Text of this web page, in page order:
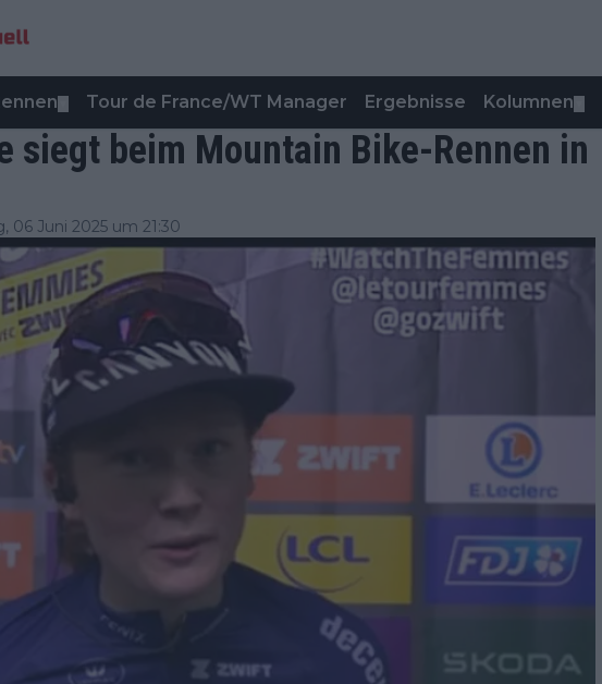
Tour de France/WT Manager Ergebnisse Kolumnen
siegt beim Mountain Bike-Rennen in
06 Juni 2025 um 21:30